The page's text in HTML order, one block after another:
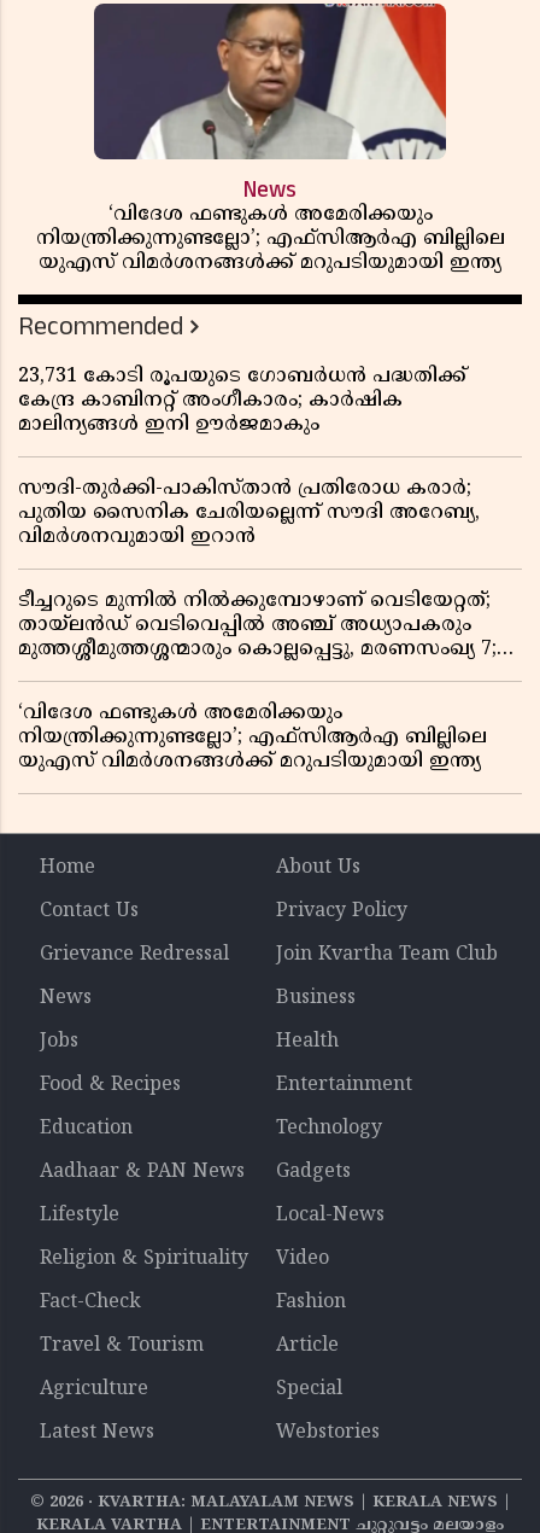
News
‘വിദേശ ഫണ്ടുകൾ അമേരിക്കയും
നിയന്ത്രിക്കുന്നുണ്ടല്ലോ’; എഫ്സിആർഎ ബില്ലിലെ
യുഎസ് വിമർശനങ്ങൾക്ക് മറുപടിയുമായി ഇന്ത്യ
Recommended
23,731 കോടി രൂപയുടെ ഗോബർധൻ പദ്ധതിക്ക്
കേന്ദ്ര കാബിനറ്റ് അംഗീകാരം; കാർഷിക
മാലിന്യങ്ങൾ ഇനി ഊർജമാകും
സൗദി-തുർക്കി-പാകിസ്താൻ പ്രതിരോധ കരാർ;
പുതിയ സൈനിക ചേരിയല്ലെന്ന് സൗദി അറേബ്യ,
വിമർശനവുമായി ഇറാൻ
ടീച്ചറുടെ മുന്നിൽ നിൽക്കുമ്പോഴാണ് വെടിയേറ്റത്;
തായ്‌ലൻഡ് വെടിവെപ്പിൽ അഞ്ച് അധ്യാപകരും
മുത്തശ്ശീമുത്തശ്ശന്മാരും കൊല്ലപ്പെട്ടു, മരണസംഖ്യ 7;
‘വിദേശ ഫണ്ടുകൾ അമേരിക്കയും
നിയന്ത്രിക്കുന്നുണ്ടല്ലോ’; എഫ്സിആർഎ ബില്ലിലെ
യുഎസ് വിമർശനങ്ങൾക്ക് മറുപടിയുമായി ഇന്ത്യ
Home
About Us
Contact Us
Privacy Policy
Grievance Redressal
Join Kvartha Team Club
News
Business
Jobs
Health
Food & Recipes
Entertainment
Education
Technology
Aadhaar & PAN News
Gadgets
Lifestyle
Local-News
Religion & Spirituality
Video
Fact-Check
Fashion
Travel & Tourism
Article
Agriculture
Special
Latest News
Webstories
© 2026‧ KVARTHA: MALAYALAM NEWS | KERALA NEWS |
KERALA VARTHA | ENTERTAINMENT ചുറ്റുവട്ടം മലയാളം